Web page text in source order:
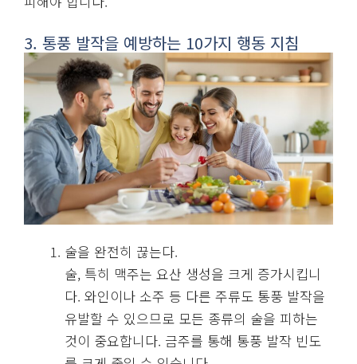
3. 통풍 발작을 예방하는 10가지 행동 지침
술을 완전히 끊는다.
술, 특히 맥주는 요산 생성을 크게 증가시킵니
다. 와인이나 소주 등 다른 주류도 통풍 발작을
유발할 수 있으므로 모든 종류의 술을 피하는
것이 중요합니다. 금주를 통해 통풍 발작 빈도